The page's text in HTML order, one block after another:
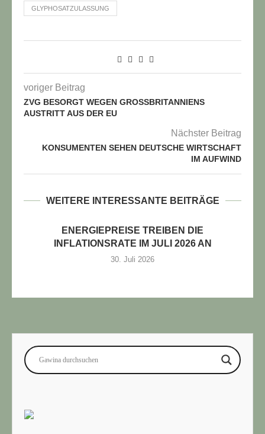
GLYPHOSATZULASSUNG
voriger Beitrag
ZVG BESORGT WEGEN GROSSBRITANNIENS A
USTRITT AUS DER EU
Nächster Beitrag
KONSUMENTEN SEHEN DEUTSCHE WIRTSCHAFT
IM AUFWIND
WEITERE INTERESSANTE BEITRÄGE
ENERGIEPREISE TREIBEN DIE
INFLATIONSRATE IM JULI 2026 AN
30. Juli 2026